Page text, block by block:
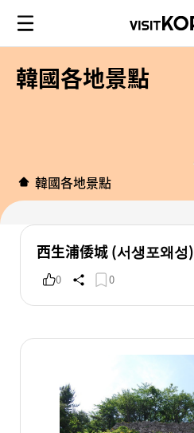
韓國各地景點
韓國各地景點
西生浦倭城 (서생포왜성)
0 0